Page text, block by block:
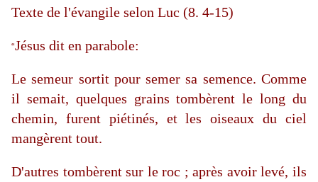
Texte de l'évangile selon Luc (8. 4-15)
“Jésus dit en parabole:
Le semeur sortit pour semer sa semence. Comme
il semait, quelques grains tombèrent le long du
chemin, furent piétinés, et les oiseaux du ciel
mangèrent tout.
D'autres tombèrent sur le roc ; après avoir levé, ils